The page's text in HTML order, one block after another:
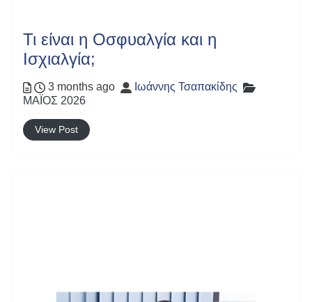
Τι είναι η Οσφυαλγία και η
Ισχιαλγία;
Posted
3 months ago Author
Ιωάννης Τσαπακίδης
Categories
ΜΑΪΟΣ 2026
View Post